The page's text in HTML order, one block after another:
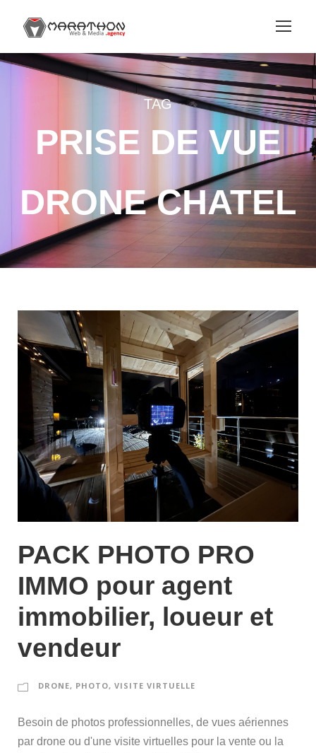
TAG
PRISE DE VUE
DRONE CHATEL
PACK PHOTO PRO
IMMO pour agent
immobilier, loueur et
vendeur
DRONE, PHOTO, VISITE VIRTUELLE
Besoin de photos professionnelles, de vues aériennes
par drone ou d'une visite virtuelles pour la vente ou la